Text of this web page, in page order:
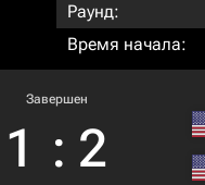
Раунд:
Время начала:
Завершен
1 : 2